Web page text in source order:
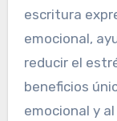
escritura
emocional,
reducir el
beneficios
emocional y